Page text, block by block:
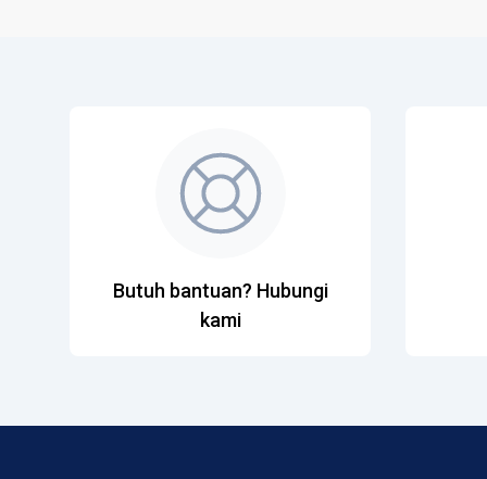
Butuh bantuan? Hubungi
kami